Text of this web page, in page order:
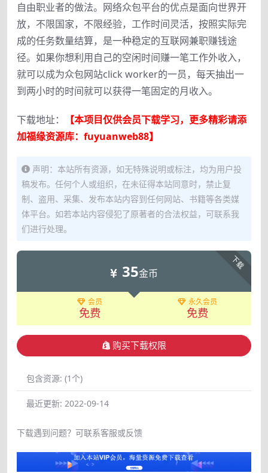
自由职业者的做法。网络众包平台的优点是面向世界开
放，不限国家，不限经验，工作时间灵活，按照实际完
成的任务数量结算，是一种稳定的互联网兼职赚钱途
径。如果你想利用自己的空闲时间赚一笔工作外收入，
就可以成为众包网站click worker的一员，每天抽出一
到两小时的时间就可以获得一笔固定的月收入。
下载地址：
【本项目仅供会员下载学习，更多精彩请添
加福缘资源库：fuyuanweb88】
声明：本站所有资源，如无特殊说明或标注，均为用户投
稿发布。任何个人或组织，在未征得本站同意时，禁止复
制、盗用、采集、发布本站内容到任何网站、书籍等各类媒
体平台。如若本站内容侵犯了原著者的合法权益，可联系我
们进行处理。
下载
35金币
会员
免费
永久会员
免费
购买下载权限
包含资源: (1个)
最近更新: 2022-09-14
下载遇到问题？可联系客服或反馈